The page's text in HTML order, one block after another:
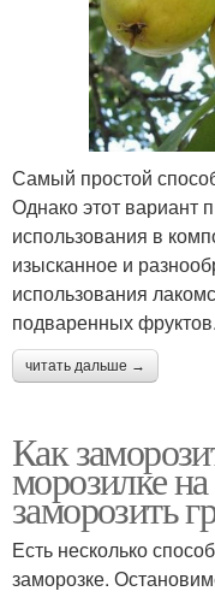
Самый простой
Однако этот вариант
использования в
изысканное и
использования
подваренных
читать дальше →
Как
морозилке
заморозить
Есть несколько
заморозке.